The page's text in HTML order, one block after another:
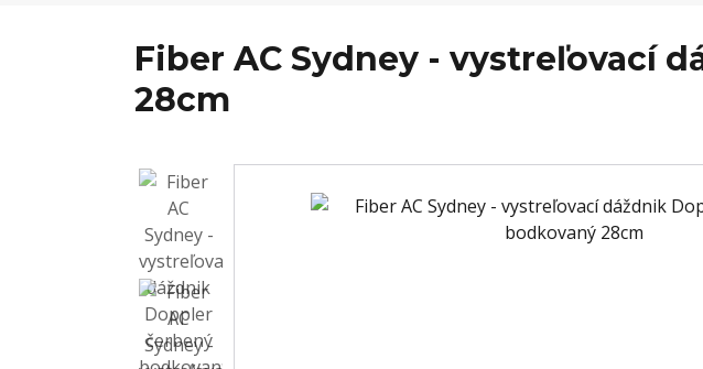
Fiber AC Sydney - vystreľovací
28cm